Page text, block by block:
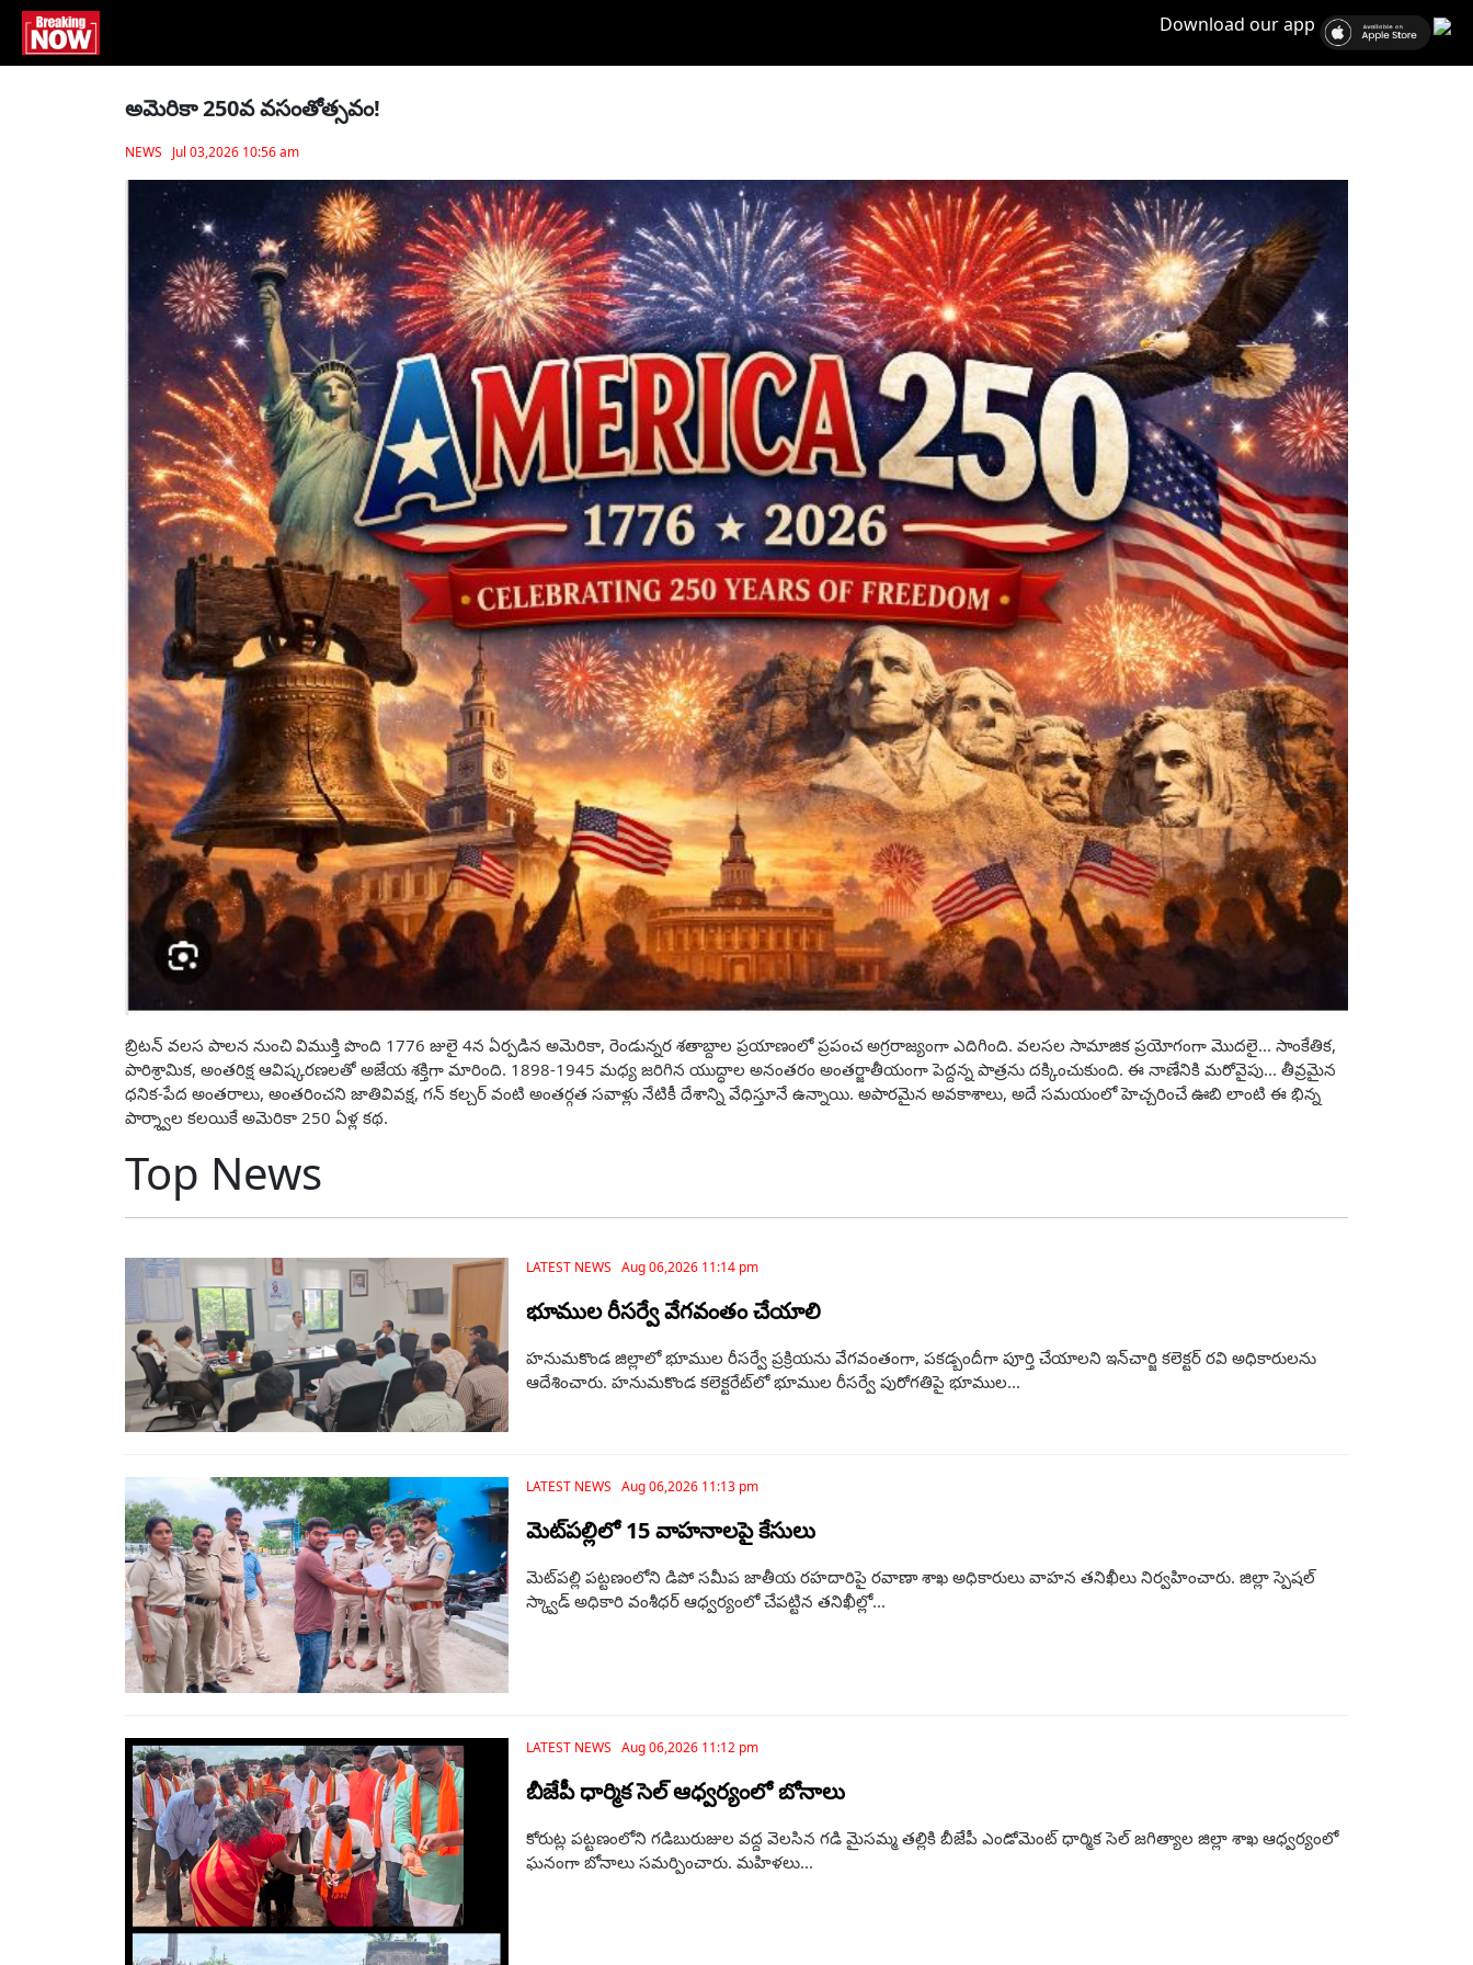
Download our app
అమెరికా 250వ వసంతోత్స‌వం!
NEWS Jul 03,2026 10:56 am
బ్రిటన్‌ వలస పాలన నుంచి విముక్తి పొంది 1776 జులై 4న ఏర్పడిన అమెరికా, రెండున్నర శతాబ్దాల ప్రయాణంలో ప్రపంచ అగ్రరాజ్యంగా ఎదిగింది. వలసల సామాజిక ప్రయోగంగా మొదలై... సాంకేతిక,
పారిశ్రామిక, అంతరిక్ష ఆవిష్కరణలతో అజేయ శక్తిగా మారింది. 1898-1945 మధ్య జరిగిన యుద్ధాల అనంతరం అంతర్జాతీయంగా పెద్దన్న పాత్రను దక్కించుకుంది. ఈ నాణేనికి మరోవైపు... తీవ్రమైన
ధనిక-పేద అంతరాలు, అంతరించని జాతివివక్ష, గన్ కల్చర్ వంటి అంతర్గత సవాళ్లు నేటికీ దేశాన్ని వేధిస్తూనే ఉన్నాయి. అపారమైన అవకాశాలు, అదే సమయంలో హెచ్చరించే ఊబి లాంటి ఈ భిన్న
పార్శ్వాల కలయికే అమెరికా 250 ఏళ్ల కథ.
Top News
LATEST NEWS Aug 06,2026 11:14 pm
భూముల రీసర్వే వేగవంతం చేయాలి
హనుమకొండ జిల్లాలో భూముల రీసర్వే ప్రక్రియను వేగవంతంగా, పకడ్బందీగా పూర్తి చేయాలని ఇన్‌చార్జి కలెక్టర్ రవి అధికారులను
ఆదేశించారు. హనుమకొండ కలెక్టరేట్‌లో భూముల రీసర్వే పురోగతిపై భూముల...
LATEST NEWS Aug 06,2026 11:13 pm
మెట్‌పల్లిలో 15 వాహనాలపై కేసులు
మెట్‌పల్లి పట్టణంలోని డిపో సమీప జాతీయ రహదారిపై రవాణా శాఖ అధికారులు వాహన తనిఖీలు నిర్వహించారు. జిల్లా స్పెషల్
స్క్వాడ్ అధికారి వంశీధర్ ఆధ్వర్యంలో చేపట్టిన తనిఖీల్లో...
LATEST NEWS Aug 06,2026 11:12 pm
బీజేపీ ధార్మిక సెల్ ఆధ్వర్యంలో బోనాలు
కోరుట్ల పట్టణంలోని గడిబురుజుల వద్ద వెలసిన గడి మైసమ్మ తల్లికి బీజేపీ ఎండోమెంట్ ధార్మిక సెల్ జగిత్యాల జిల్లా శాఖ ఆధ్వర్యంలో
ఘనంగా బోనాలు సమర్పించారు. మహిళలు...